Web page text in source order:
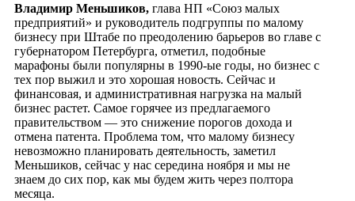
Владимир Меньшиков, глава НП «Союз малых
предприятий» и руководитель подгруппы по малому
бизнесу при Штабе по преодолению барьеров во главе с
губернатором Петербурга, отметил, подобные
марафоны были популярны в 1990-ые годы, но бизнес с
тех пор выжил и это хорошая новость. Сейчас и
финансовая, и административная нагрузка на малый
бизнес растет. Самое горячее из предлагаемого
правительством — это снижение порогов дохода и
отмена патента. Проблема том, что малому бизнесу
невозможно планировать деятельность, заметил
Меньшиков, сейчас у нас середина ноября и мы не
знаем до сих пор, как мы будем жить через полтора
месяца.